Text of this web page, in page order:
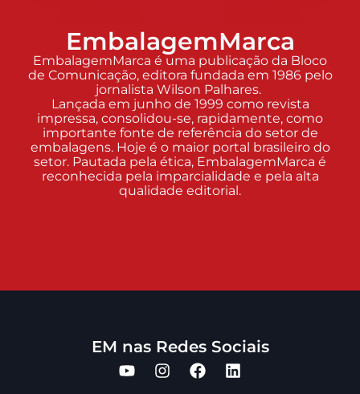
EmbalagemMarca
EmbalagemMarca é uma publicação da Bloco
de Comunicação, editora fundada em 1986 pelo
jornalista Wilson Palhares.
Lançada em junho de 1999 como revista
impressa, consolidou-se, rapidamente, como
importante fonte de referência do setor de
embalagens. Hoje é o maior portal brasileiro do
setor. Pautada pela ética, EmbalagemMarca é
reconhecida pela imparcialidade e pela alta
qualidade editorial.
EM nas Redes Sociais